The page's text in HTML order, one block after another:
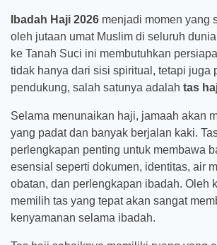
Ibadah Haji 2026 menjadi momen yang
oleh jutaan umat Muslim di seluruh
ke Tanah Suci ini membutuhkan
tidak hanya dari sisi spiritual, tetapi juga
pendukung, salah satunya adalah tas
Selama menunaikan haji, jamaah akan
yang padat dan banyak berjalan kaki.
perlengkapan penting untuk membawa
esensial seperti dokumen, identitas, air
obatan, dan perlengkapan ibadah. Oleh
memilih tas yang tepat akan sangat
kenyamanan selama ibadah.